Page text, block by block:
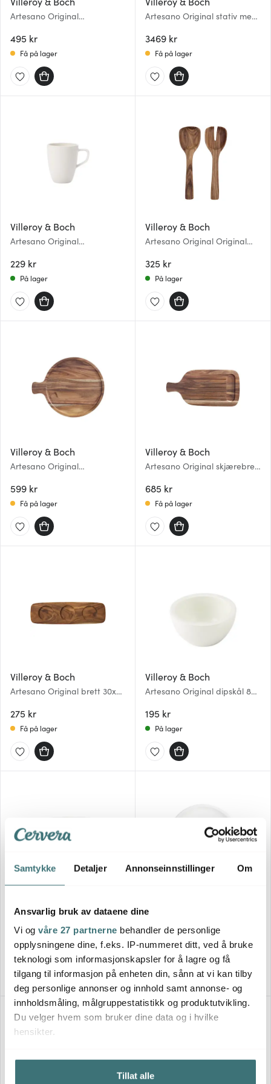
Samtykke Detaljer Annonseinnstillinger Om
Ansvarlig bruk av dataene dine
Vi og våre 27 partnerne behandler de personlige
opplysningene dine, f.eks. IP-nummeret ditt, ved å bruke
teknologi som informasjonskapsler for å lagre og få
tilgang til informasjon på enheten din, sånn at vi kan tilby
deg personlige annonser og innhold samt annonse- og
innholdsmåling, målgruppestatistikk og produktutvikling.
Du velger hvem som bruker dine data og i hvilke
hensikter.
Hvis du gir oss lov, vil vi også gjerne:
Innhente informasjon om den geografiske
Tillat alle
Artesano Original
495 kr
Få på lager
Artesano Original stativ med
3469 kr
Få på lager
Villeroy & Boch
Artesano Original
229 kr
På lager
Villeroy & Boch
Artesano Original Original
325 kr
På lager
Villeroy & Boch
Artesano Original
599 kr
Få på lager
Villeroy & Boch
Artesano Original skjærebrett
685 kr
Få på lager
Villeroy & Boch
Artesano Original brett 30x9
275 kr
Få på lager
Villeroy & Boch
Artesano Original dipskål 8
195 kr
På lager
Artesano Original fat til
sauseneb 28x16 cm
325 kr
Få på lager
Artesano Original tallerken 16
cm
På lager